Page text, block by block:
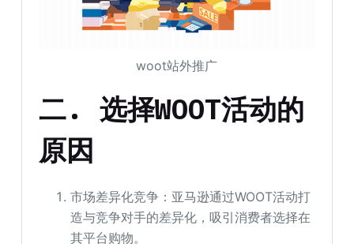
woot站外推广
二.选择WOOT活动的
原因
市场差异化竞争：亚马逊通过WOOT活动打
造与竞争对手的差异化，吸引消费者选择在
其平台购物。